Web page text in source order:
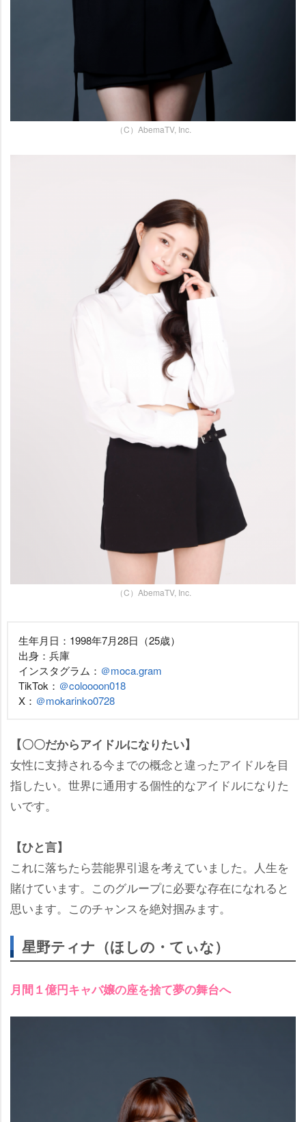
（C）AbemaTV, Inc.
（C）AbemaTV, Inc.
生年月日：1998年7月28日（25歳）
出身：兵庫
インスタグラム： ＠moca.gram
TikTok： ＠coloooon018
X： ＠mokarinko0728
【〇〇だからアイドルになりたい】
女性に支持される今までの概念と違ったアイドルを目
指したい。世界に通用する個性的なアイドルになりた
いです。
【ひと言】
これに落ちたら芸能界引退を考えていました。人生を
賭けています。このグループに必要な存在になれると
思います。このチャンスを絶対掴みます。
星野ティナ（ほしの・てぃな）
月間１億円キャバ嬢の座を捨て夢の舞台へ